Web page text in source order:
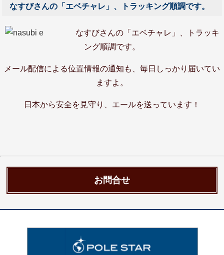
なすびさんの「エベチャレ」、トラッキング順調です。
なすびさんの「エベチャレ」、トラッキ
ング順調です。
メール配信による位置情報の通知も、毎日しっかり届いてい
ますよ。
日本から安全を見守り、エールを送っています！
お問合せ